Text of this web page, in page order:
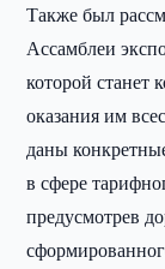
Также был
Ассамблеи
которой станет
оказания им
даны
в сфере
предусмотрев